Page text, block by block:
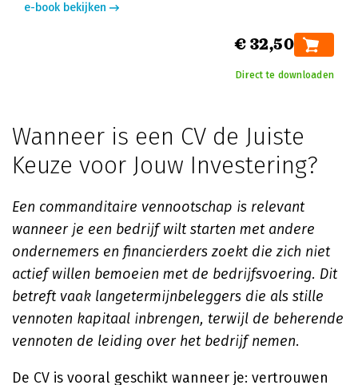
e-book bekijken
€ 32,50
Direct te downloaden
Wanneer is een CV de Juiste
Keuze voor Jouw Investering?
Een commanditaire vennootschap is relevant
wanneer je een bedrijf wilt starten met andere
ondernemers en financierders zoekt die zich niet
actief willen bemoeien met de bedrijfsvoering. Dit
betreft vaak langetermijnbeleggers die als stille
vennoten kapitaal inbrengen, terwijl de beherende
vennoten de leiding over het bedrijf nemen.
De CV is vooral geschikt wanneer je: vertrouwen